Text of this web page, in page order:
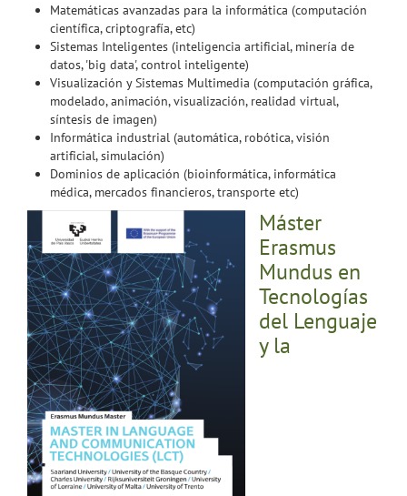
Matemáticas avanzadas para la informática (computación
científica, criptografía, etc)
Sistemas Inteligentes (inteligencia artificial, minería de
datos, 'big data', control inteligente)
Visualización y Sistemas Multimedia (computación gráfica,
modelado, animación, visualización, realidad virtual,
síntesis de imagen)
Informática industrial (automática, robótica, visión
artificial, simulación)
Dominios de aplicación (bioinformática, informática
médica, mercados financieros, transporte etc)
Máster
Erasmus
Mundus en
Tecnologías
del Lenguaje
y la